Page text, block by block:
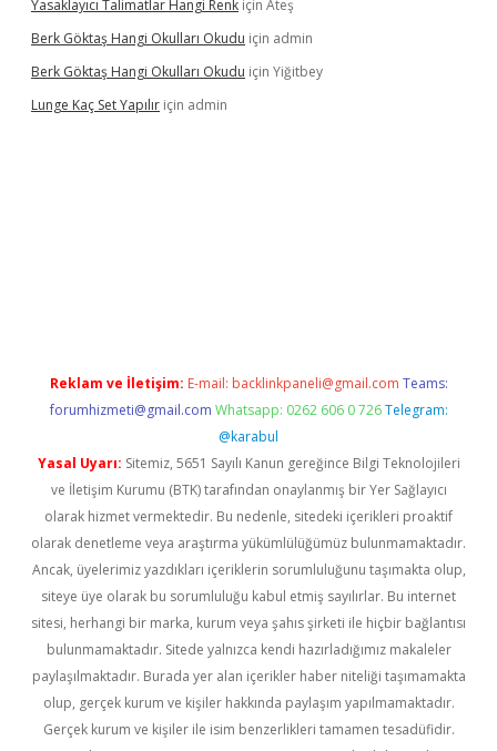
Yasaklayıcı Talimatlar Hangi Renk için Ateş
Berk Göktaş Hangi Okulları Okudu için admin
Berk Göktaş Hangi Okulları Okudu için Yiğitbey
Lunge Kaç Set Yapılır için admin
Reklam ve İletişim: E-mail: backlinkpaneli@gmail.com Teams:
forumhizmeti@gmail.com Whatsapp: 0262 606 0 726 Telegram:
@karabul
Yasal Uyarı: Sitemiz, 5651 Sayılı Kanun gereğince Bilgi Teknolojileri
ve İletişim Kurumu (BTK) tarafından onaylanmış bir Yer Sağlayıcı
olarak hizmet vermektedir. Bu nedenle, sitedeki içerikleri proaktif
olarak denetleme veya araştırma yükümlülüğümüz bulunmamaktadır.
Ancak, üyelerimiz yazdıkları içeriklerin sorumluluğunu taşımakta olup,
siteye üye olarak bu sorumluluğu kabul etmiş sayılırlar. Bu internet
sitesi, herhangi bir marka, kurum veya şahıs şirketi ile hiçbir bağlantısı
bulunmamaktadır. Sitede yalnızca kendi hazırladığımız makaleler
paylaşılmaktadır. Burada yer alan içerikler haber niteliği taşımamakta
olup, gerçek kurum ve kişiler hakkında paylaşım yapılmamaktadır.
Gerçek kurum ve kişiler ile isim benzerlikleri tamamen tesadüfidir.